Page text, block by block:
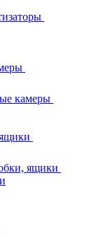
камеры
ящики